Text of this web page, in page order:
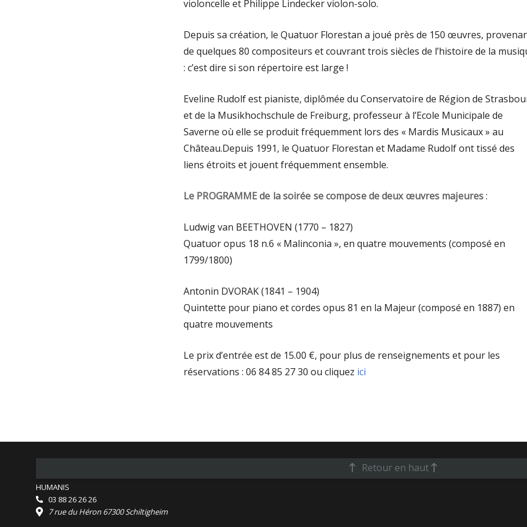
violoncelle et Philippe Lindecker violon-solo.
Depuis sa création, le Quatuor Florestan a joué près de 150 œuvres,
de quelques 80 compositeurs et couvrant trois siècles de l’histoire de la
: c’est dire si son répertoire est large !
Eveline Rudolf est pianiste, diplômée du Conservatoire de Région de
et de la Musikhochschule de Freiburg, professeur à l’Ecole Municipale de
Saverne où elle se produit fréquemment lors des « Mardis Musicaux » au
Château.Depuis 1991, le Quatuor Florestan et Madame Rudolf ont tissé des
liens étroits et jouent fréquemment ensemble.
Le PROGRAMME de la soirée se compose de deux œuvres majeures:
Ludwig van BEETHOVEN (1770 – 1827)
Quatuor opus 18 n.6 « Malinconia », en quatre mouvements (composé en
1799/1800)
Antonin DVORAK (1841 – 1904)
Quintette pour piano et cordes opus 81 en la Majeur (composé en 1887) en
quatre mouvements
Le prix d’entrée est de 15.00 €, pour plus de renseignements et pour les
réservations : 06 84 85 27 30 ou cliquez ici
Retour en haut
HUMANIS
03 88 26 26 26
7 rue du Héron 67300 Schiltigheim